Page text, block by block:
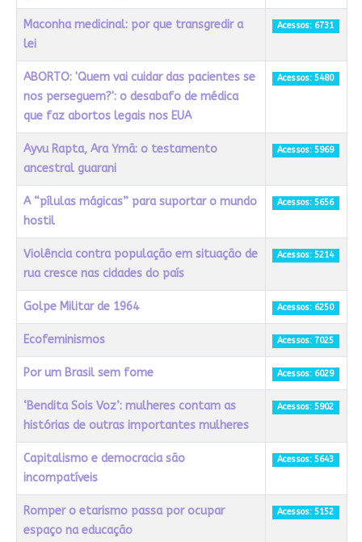
Maconha medicinal: por que transgredir a
lei
Acessos: 6731
ABORTO: 'Quem vai cuidar das pacientes se
nos perseguem?': o desabafo de médica
que faz abortos legais nos EUA
Acessos: 5480
Ayvu Rapta, Ara Ymã: o testamento
ancestral guarani
Acessos: 5969
A “pílulas mágicas” para suportar o mundo
hostil
Acessos: 5656
Violência contra população em situação de
rua cresce nas cidades do país
Acessos: 5214
Golpe Militar de 1964 Acessos: 6250
Ecofeminismos Acessos: 7025
Por um Brasil sem fome Acessos: 6029
‘Bendita Sois Voz’: mulheres contam as
histórias de outras importantes mulheres
Acessos: 5902
Capitalismo e democracia são
incompatíveis
Acessos: 5643
Romper o etarismo passa por ocupar
espaço na educação
Acessos: 5152